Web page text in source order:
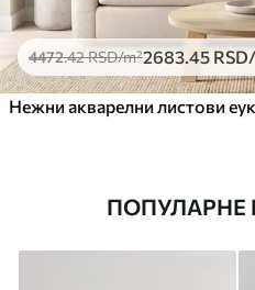
4472.42RSD/m²2683.45 RSD
Нежни акварелни листови
ПОПУЛАРНЕ